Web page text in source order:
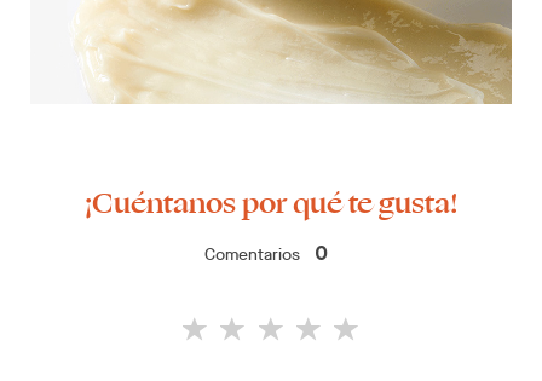
¡Cuéntanos por qué te gusta!
Comentarios 0